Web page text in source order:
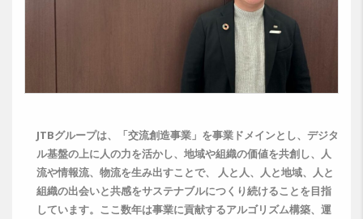
JTBグループは、「交流創造事業」を事業ドメインとし、デジタ
ル基盤の上に人の力を活かし、地域や組織の価値を共創し、人
流や情報流、物流を生み出すことで、 人と人、人と地域、人と
組織の出会いと共感をサステナブルにつくり続けることを目指
しています。ここ数年は事業に貢献するアルゴリズム構築、運